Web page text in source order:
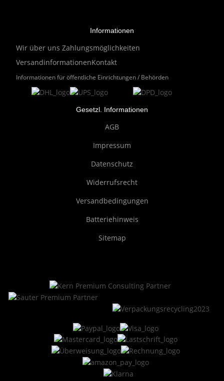
Informationen
Wir über uns Zahlungsmöglichkeiten
VersandinformationenKontakt
Informationen für öffentliche Einrichtungen / Behörden
Gesetzl. Informationen
AGB
Impressum
Datenschutz
Widerrufsrecht
Versandbedingungen
Batteriehinweis
Sitemap